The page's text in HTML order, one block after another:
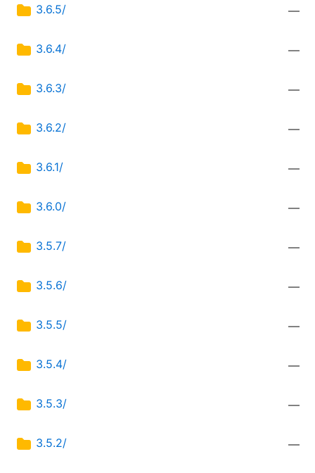
3.6.5/ —
3.6.4/ —
3.6.3/ —
3.6.2/ —
3.6.1/ —
3.6.0/ —
3.5.7/ —
3.5.6/ —
3.5.5/ —
3.5.4/ —
3.5.3/ —
3.5.2/ —